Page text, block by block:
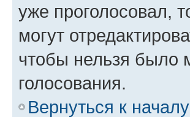
уже проголосовал,
могут
чтобы нельзя было
голосования.
Вернуться к началу